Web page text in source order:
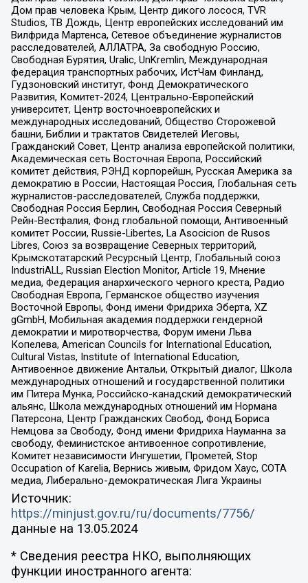
Дом прав человека Крым, Центр дикого лосося, TVR
Studios, ТВ Дождь, Центр европейских исследований им
Вилфрида Мартенса, Сетевое объединение журналистов
расследователей, АЛЛАТРА, За свободную Россию,
Свободная Бурятия, Uralic, UnKremlin, Международная
федерация транспортных рабочих, ИстЧам Финланд,
Гудзоновский институт, Фонд Демократического
Развития, Комитет-2024, Центрально-Европейский
университет, Центр восточноевропейских и
международных исследований, Общество Сторожевой
башни, Библии и трактатов Свидетелей Иеговы,
Гражданский Совет, Центр анализа европейской политики,
Академическая сеть Восточная Европа, Российский
комитет действия, РЭНД корпорейшн, Русская Америка за
демократию в России, Настоящая Россия, Глобальная сеть
журналистов-расследователей, Служба поддержки,
Свободная Россия Берлин, Свободная Россия Северный
Рейн-Вестфалия, Фонд глобальной помощи, Антивоенный
комитет России, Russie-Libertes, La Asocicion de Rusos
Libres, Союз за возвращение Северных территорий,
Крымскотатарский Ресурсный Центр, Глобальный союз
IndustriALL, Russian Election Monitor, Article 19, Мнение
медиа, Федерация анархического черного креста, Радио
Свободная Европа, Германское общество изучения
Восточной Европы, Фонд имени Фридриха Эберта, XZ
gGmbH, Мобильная академия поддержки гендерной
демократии и миротворчества, Форум имени Льва
Копелева, American Councils for International Education,
Cultural Vistas, Institute of International Education,
Антивоенное движение Антальи, Открытый диалог, Школа
международных отношений и государственной политики
им Питера Мунка, Российско-канадский демократический
альянс, Школа международных отношений им Нормана
Патерсона, Центр Гражданских Свобод, Фонд Бориса
Немцова за Свободу, Фонд имени Фридриха Науманна за
свободу, Феминистское антивоенное сопротивление,
Комитет независимости Ингушетии, Прометей, Stop
Occupation of Karelia, Вернись живым, Фридом Хаус, СОТА
медиа, Либерально-демократическая Лига Украины
Источник:
https://minjust.gov.ru/ru/documents/7756/
данные на 13.05.2024
* Сведения реестра НКО, выполняющих
функции иностранного агента: